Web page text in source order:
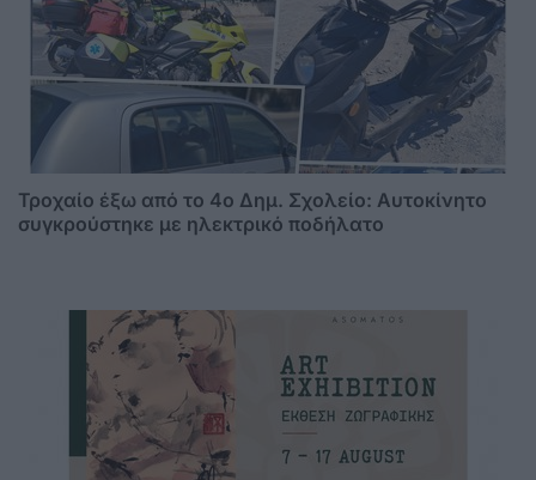
Τροχαίο έξω από το 4ο Δημ. Σχολείο: Αυτοκίνητο
συγκρούστηκε με ηλεκτρικό ποδήλατο